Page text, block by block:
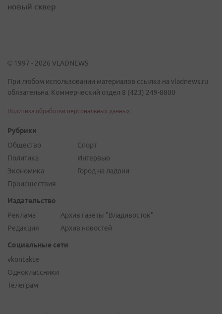
новый сквер
© 1997 - 2026 VLADNEWS
При любом использовании материалов ссылка на vladnews.ru
обязательна. Коммерческий отдел 8 (423) 249-8800
Политика обработки персональных данных
Рубрики
Общество
Политика
Экономика
Происшествия
Спорт
Интервью
Город на ладони
Издательство
Реклама
Редакция
Архив газеты "Владивосток"
Архив новостей
Социальные сети
vkontakte
Одноклассники
Телеграм